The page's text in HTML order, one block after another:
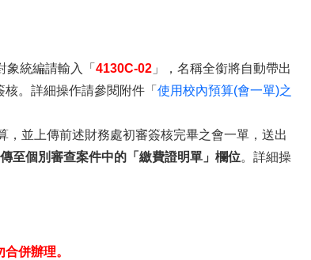
象統編請輸入「 4130C-02 」，名稱全銜將自動帶出
。詳細操作請參閱附件「 使用校內預算(會一單)之
並上傳前述財務處初審簽核完畢之會一單，送出
至個別審查案件中的「繳費證明單」欄位。詳細操
併辦理。